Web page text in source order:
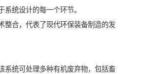
系统设计的每一个环节。
整合，代表了现代环保装备制造的发
系统可处理多种有机废弃物，包括畜